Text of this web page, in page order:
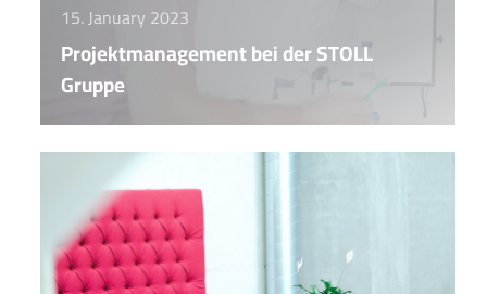
15. January 2023
Projektmanagement bei der STOLL
Gruppe